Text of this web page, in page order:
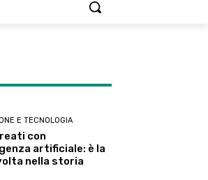
E TECNOLOGIA
con
artificiale: è la
nella storia